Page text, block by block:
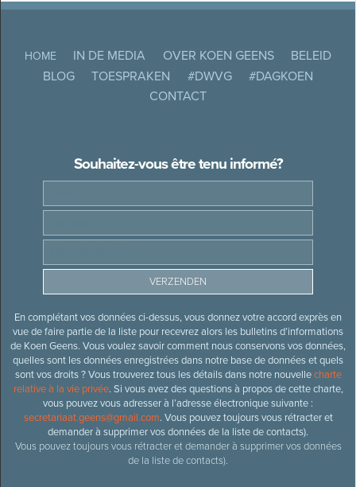
HOME IN DE MEDIA OVER KOEN GEENS
BELEID
BLOG
TOESPRAKEN #DWVG
#DAGKOEN
CONTACT
Souhaitez-vous être tenu informé?
En complétant vos données ci-dessus, vous donnez votre accord exprès en
vue de faire partie de la liste pour recevrez alors les bulletins d’informations
de Koen Geens. Vous voulez savoir comment nous conservons vos données,
quelles sont les données enregistrées dans notre base de données et quels
sont vos droits ? Vous trouverez tous les détails dans notre nouvellecharte
relative à la vie privée. Si vous avez des questions à propos de cette charte,
vous pouvez vous adresser à l’adresse électronique suivante :
secretariaat.geens@gmail.com. Vous pouvez toujours vous rétracter et
demander à supprimer vos données de la liste de contacts).
Vous pouvez toujours vous rétracter et demander à supprimer vos données
de la liste de contacts).